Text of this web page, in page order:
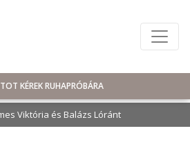
KÉREK RUHAPRÓBÁRA
Viktória és Balázs Lóránt